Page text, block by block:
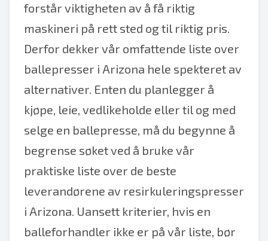
forstår viktigheten av å få riktig
maskineri på rett sted og til riktig pris.
Derfor dekker vår omfattende liste over
ballepresser i Arizona hele spekteret av
alternativer. Enten du planlegger å
kjøpe, leie, vedlikeholde eller til og med
selge en ballepresse, må du begynne å
begrense søket ved å bruke vår
praktiske liste over de beste
leverandørene av resirkuleringspresser
i Arizona. Uansett kriterier, hvis en
balleforhandler ikke er på vår liste, bør